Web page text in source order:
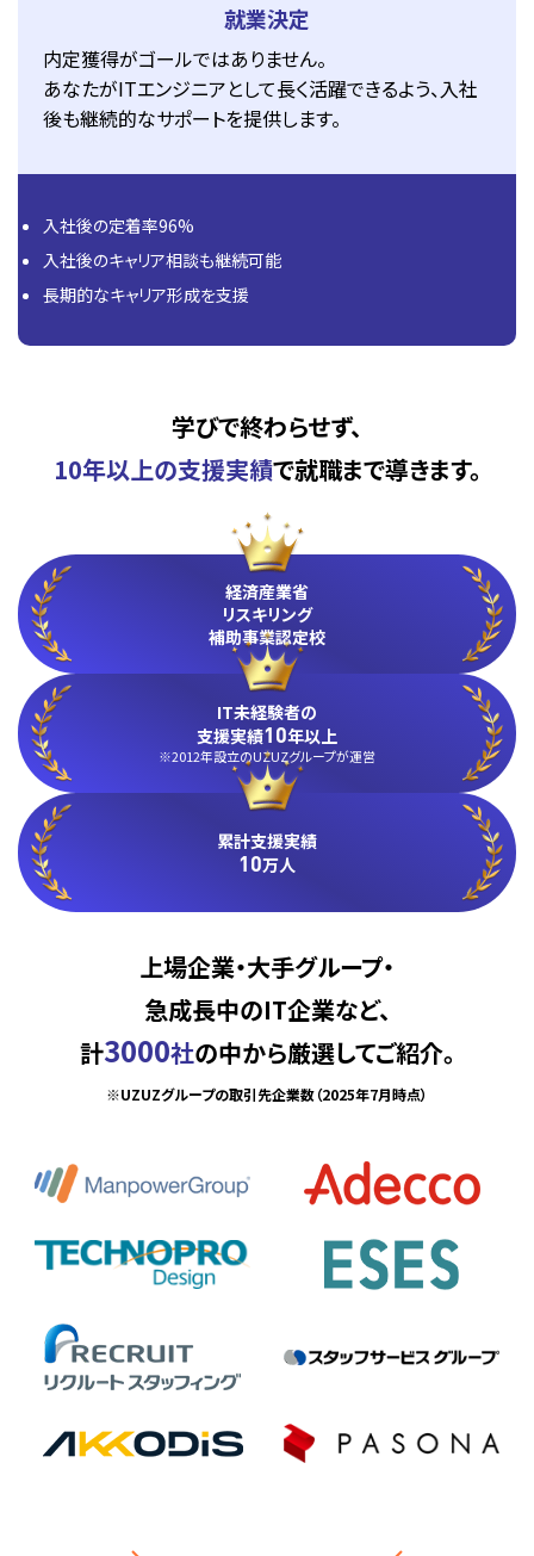
就業決定
内定獲得がゴールではありません。
あなたがITエンジニアとして長く活躍できるよう、入社
後も継続的なサポートを提供します。
入社後の定着率96%
入社後のキャリア相談も継続可能
長期的なキャリア形成を支援
学びで終わらせず、
10年以上の支援実績で就職まで導きます。
経済産業省
リスキリング
補助事業認定校
IT未経験者の
支援実績10年以上
※2012年設立のUZUZグループが運営
累計支援実績
10万人
上場企業・大手グループ・
急成長中のIT企業など、
計3000社の中から厳選してご紹介。
※UZUZグループの取引先企業数（2025年7月時点）